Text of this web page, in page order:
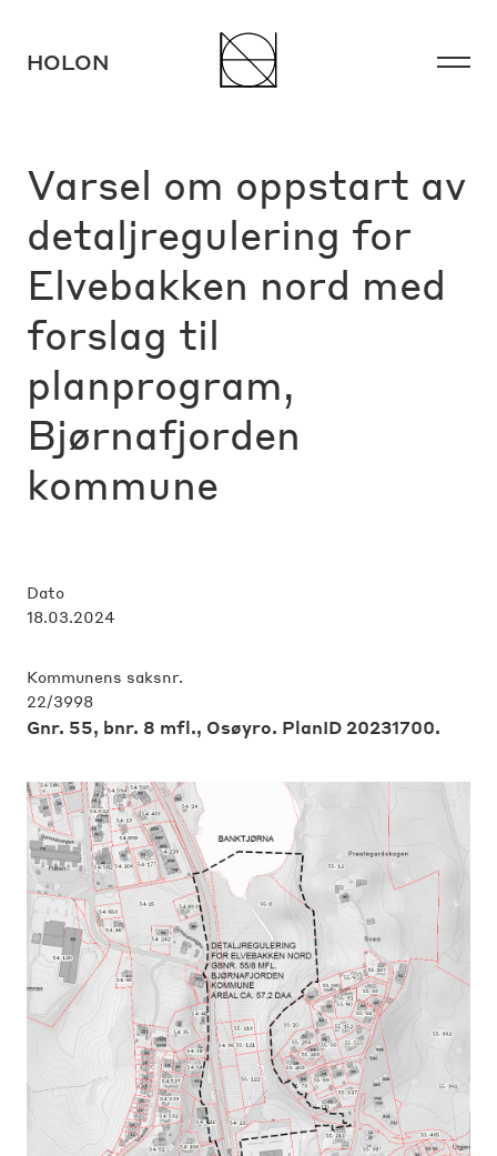
HOLON
HOLON
Instagram
Varsel om oppstart av
detaljregulering for
Elvebakken nord med
forslag til
planprogram,
Bjørnafjorden
kommune
Dato
18.03.2024
Kommunens saksnr.
22/3998
Gnr. 55, bnr. 8 mfl., Osøyro. PlanID 20231700.